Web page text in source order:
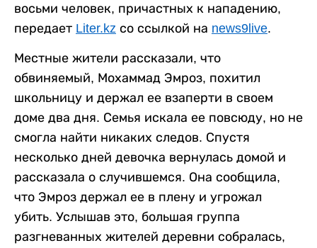
восьми человек, причастных к нападению,
передает Liter.kz со ссылкой на news9live.
Местные жители рассказали, что
обвиняемый, Мохаммад Эмроз, похитил
школьницу и держал ее взаперти в своем
доме два дня. Семья искала ее повсюду, но не
смогла найти никаких следов. Спустя
несколько дней девочка вернулась домой и
рассказала о случившемся. Она сообщила,
что Эмроз держал ее в плену и угрожал
убить. Услышав это, большая группа
разгневанных жителей деревни собралась,